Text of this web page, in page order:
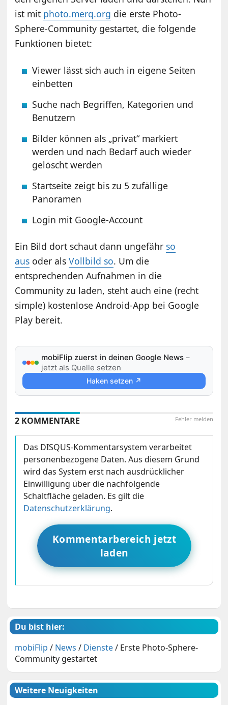
ist mit photo.merq.org die erste Photo-
Sphere-Community gestartet, die folgende
Funktionen bietet:
Viewer lässt sich auch in eigene Seiten
einbetten
Suche nach Begriffen, Kategorien und
Benutzern
Bilder können als „privat“ markiert
werden und nach Bedarf auch wieder
gelöscht werden
Startseite zeigt bis zu 5 zufällige
Panoramen
Login mit Google-Account
Ein Bild dort schaut dann ungefähr so
aus oder alsVollbild so. Um die
entsprechenden Aufnahmen in die
Community zu laden, steht auch eine (recht
simple) kostenlose Android-App bei Google
Play bereit.
mobiFlip zuerst in deinen Google News –
jetzt als Quelle setzen
Haken setzen ↗
Fehler melden
2 KOMMENTARE
Das DISQUS-Kommentarsystem verarbeitet
personenbezogene Daten. Aus diesem Grund
wird das System erst nach ausdrücklicher
Einwilligung über die nachfolgende
Schaltfläche geladen. Es gilt die
Datenschutzerklärung.
Kommentarbereich jetzt
laden
Du bist hier:
mobiFlip / News / Dienste/ Erste Photo-Sphere-
Community gestartet
Weitere Neuigkeiten